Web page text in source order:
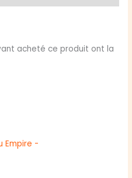
acheté ce produit ont la